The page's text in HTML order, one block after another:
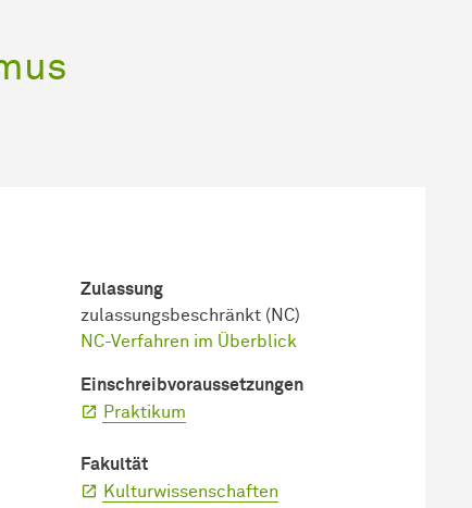
Zulassung
zulassungsbeschränkt (NC)
NC-Verfahren im Überblick
Einschreib­voraussetzungen
Praktikum
Fakultät
Kulturwissenschaften